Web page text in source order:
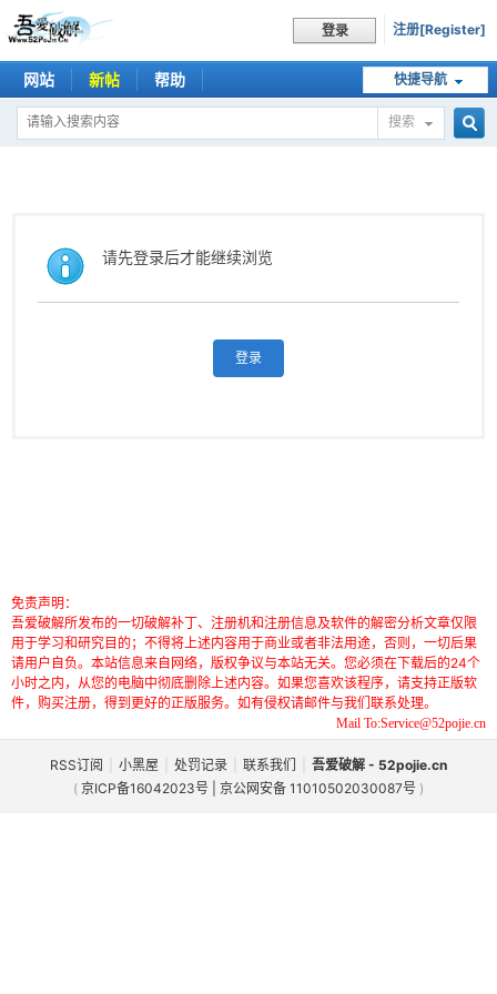
登录 注册[Register]
快捷导航
网站 新帖 帮助
搜索
请先登录后才能继续浏览
登录
免责声明：
吾爱破解所发布的一切破解补丁、注册机和注册信息及软件的解密分析文章仅限
用于学习和研究目的；不得将上述内容用于商业或者非法用途，否则，一切后果
请用户自负。本站信息来自网络，版权争议与本站无关。您必须在下载后的24个
小时之内，从您的电脑中彻底删除上述内容。如果您喜欢该程序，请支持正版软
件，购买注册，得到更好的正版服务。如有侵权请邮件与我们联系处理。
Mail To:Service@52pojie.cn
RSS订阅 小黑屋 处罚记录 联系我们
吾爱破解 - 52pojie.cn
( 京ICP备16042023号 | 京公网安备 11010502030087号 )